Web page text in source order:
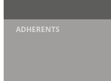
ADHERENTS